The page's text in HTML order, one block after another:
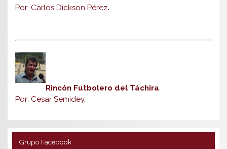
Por: Carlos Dickson Pérez.
Rincón Futbolero del Táchira
Por: Cesar Semidey.
Grupo Facebook